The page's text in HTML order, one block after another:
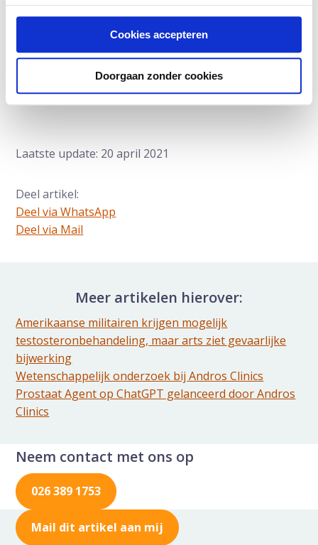
Cookies accepteren
Doorgaan zonder cookies
Laatste update: 20 april 2021
Deel artikel:
Deel via WhatsApp
Deel dit via Whatsapp
Deel via Mail
Meer artikelen hierover:
Amerikaanse militairen krijgen mogelijk
testosteronbehandeling, maar arts ziet gevaarlijke
bijwerking
Wetenschappelijk onderzoek bij Andros Clinics
Prostaat Agent op ChatGPT gelanceerd door Andros
Clinics
Neem contact met ons op
026 389 1753
Mail dit artikel aan mij